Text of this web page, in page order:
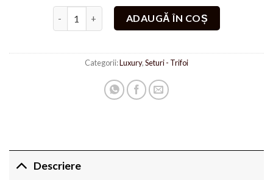
Cantitate Set 3x Alhambra Silver
ADAUGĂ ÎN COȘ
Categorii:Luxury,Seturi - Trifoi
Descriere